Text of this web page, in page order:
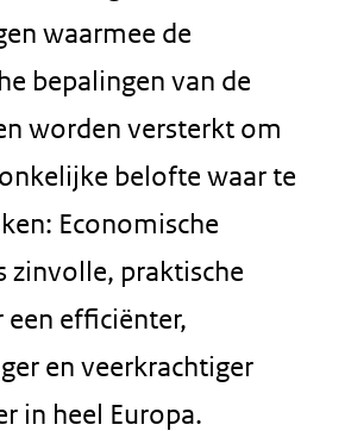
waarmee de
bepalingen van de
worden versterkt om
belofte waar te
Economische
zinvolle, praktische
een efficiënter,
en veerkrachtiger
in heel Europa.